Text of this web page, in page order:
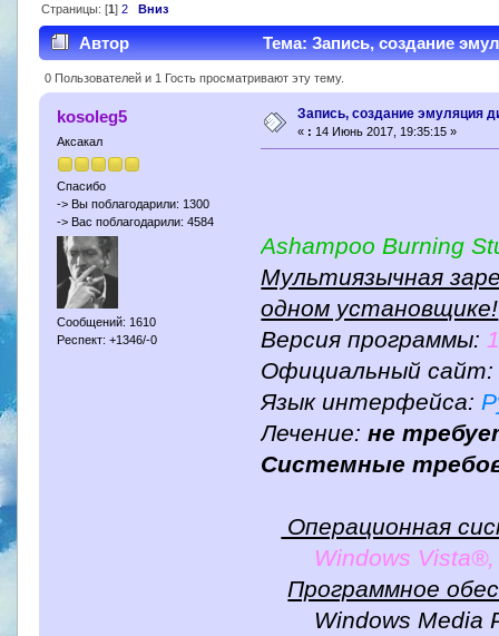
Страницы: [1] 2 Вниз
Автор Тема: Запись, создание
0 Пользователей и 1 Гость просматривают эту тему.
kosoleg5
Аксакал
Спасибо
-> Вы поблагодарили: 1300
-> Вас поблагодарили: 4584
Сообщений: 1610
Респект: +1346/-0
Запись, создание эмуляция
« : 14 Июнь 2017, 19:35:15 »
Ashampoo Burning
Мультиязычная
одном установщике!
Версия программы:
Официальный
Язык интерфейса:
Лечение:не
Системные
Операционная
Windows
Программное
Windows Media